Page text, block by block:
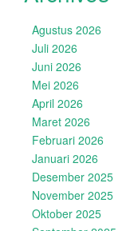
Agustus 2026
Juli 2026
Juni 2026
Mei 2026
April 2026
Maret 2026
Februari 2026
Januari 2026
Desember 2025
November 2025
Oktober 2025